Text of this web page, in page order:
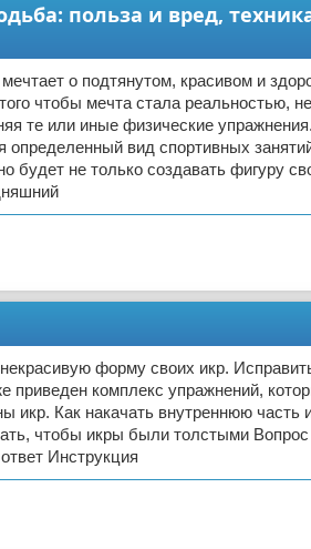
польза и вред,
о подтянутом, красивом и
чтобы мечта стала реальностью,
те или иные физические
определенный вид спортивных
будет не только создавать фигуру
форму своих икр.
приведен комплекс упражнений,
икр. Как накачать внутреннюю часть
чтобы икры были толстыми Вопрос
Инструкция